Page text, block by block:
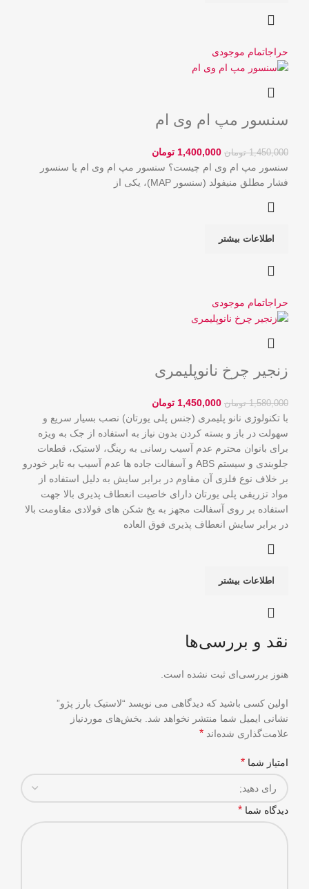
حراجاتمام موجودی
سنسور مپ ام وی ام
1,450,000 تومان 1,400,000 تومان
سنسور مپ ام وی ام چیست؟ سنسور مپ ام وی ام یا سنسور
فشار مطلق منیفولد (سنسور MAP)، یکی از
اطلاعات بیشتر
حراجاتمام موجودی
زنجیر چرخ نانوپلیمری
1,580,000 تومان 1,450,000 تومان
با تکنولوژی نانو پلیمری (جنس پلی یورتان) نصب بسیار سریع و
سهولت در باز و بسته کردن بدون نياز به استفاده از جک به ویژه
برای بانوان محترم عدم آسیب رسانی به رینگ، لاستيک، قطعات
جلوبندی و سیستم ABS و آسفالت جاده ها عدم آسیب به تایر خودرو
بر خلاف نوع فلزی آن مقاوم در برابر سایش به دلیل استفاده از
مواد تزریقی پلی یورتان دارای خاصیت انعطاف پذیری بالا جهت
استفاده بر روی آسفالت مجهز به یخ شکن های فولادی مقاومت بالا
در برابر سایش انعطاف پذیری فوق العاده
اطلاعات بیشتر
نقد و بررسی‌ها
هنوز بررسی‌ای ثبت نشده است.
اولین کسی باشید که دیدگاهی می نویسد “لاستیک بارز پژو”
نشانی ایمیل شما منتشر نخواهد شد. بخش‌های موردنیاز
علامت‌گذاری شده‌اند *
امتیاز شما *
دیدگاه شما *